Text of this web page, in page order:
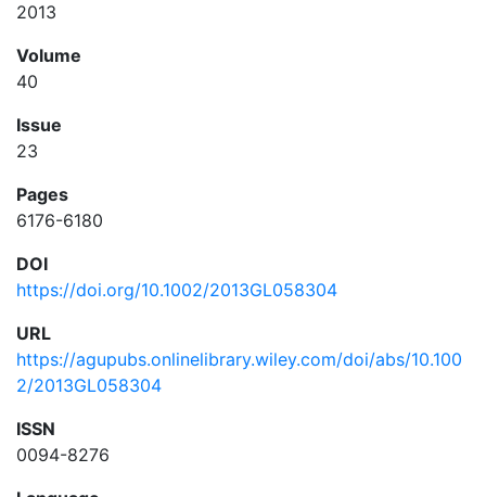
2013
Volume
40
Issue
23
Pages
6176-6180
DOI
https://doi.org/10.1002/2013GL058304
URL
https://agupubs.onlinelibrary.wiley.com/doi/abs/10.100
2/2013GL058304
ISSN
0094-8276